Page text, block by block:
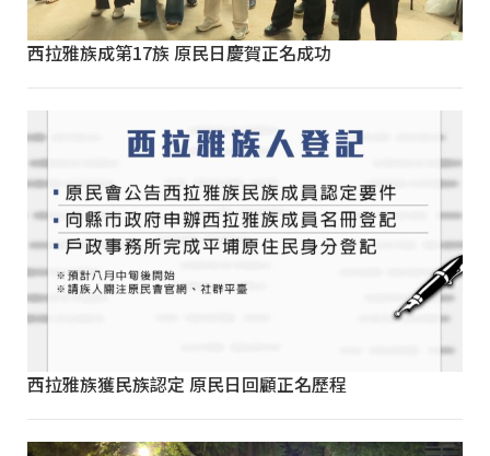
西拉雅族成第17族 原民日慶賀正名成功
西拉雅族獲民族認定 原民日回顧正名歷程